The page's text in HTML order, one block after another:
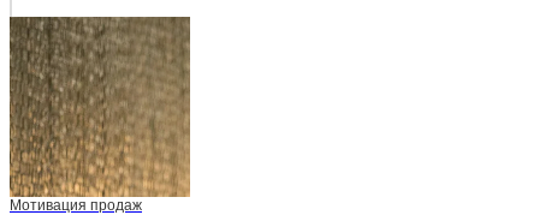
Мотивация продаж